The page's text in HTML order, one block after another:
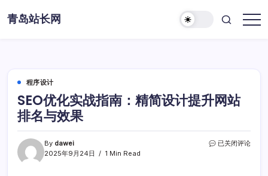
to青岛站长网
程序设计
SEO优化实战指南：精简设计提升网站
排名与效果
By dawei
2025年9月24日
1 Min Read
SEO
已关闭评论